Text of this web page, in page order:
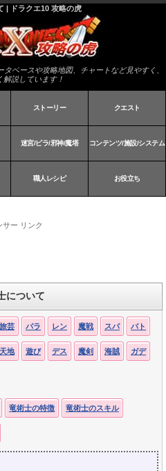
| ドラクエ10 攻略の虎
ベースや攻略地図、チャートなど見やすく、
解説しています！
ストーリー クエスト
迷宮/ピラ/邪神/魔塔 コンテンツ/施設/システム
職人レシピ お役立ち
サー リンク
について
旅芸 パラ レン 魔戦 スパ バト
天地 遊び デス 魔剣 海賊 ガデ
竜術士の特徴 竜術士のスキル